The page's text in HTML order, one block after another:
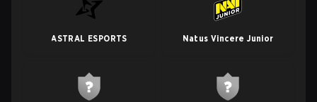
ASTRAL ESPORTS Natus Vincere Junior